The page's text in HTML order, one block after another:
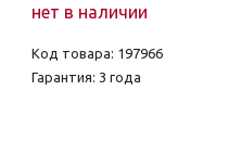
нет в наличии
Код товара: 197966
Гарантия: 3 года